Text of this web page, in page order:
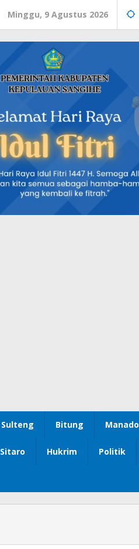
Minggu, 9 Agustus 2026
Sulteng Bitung Manado
Sitaro Hukrim Politik